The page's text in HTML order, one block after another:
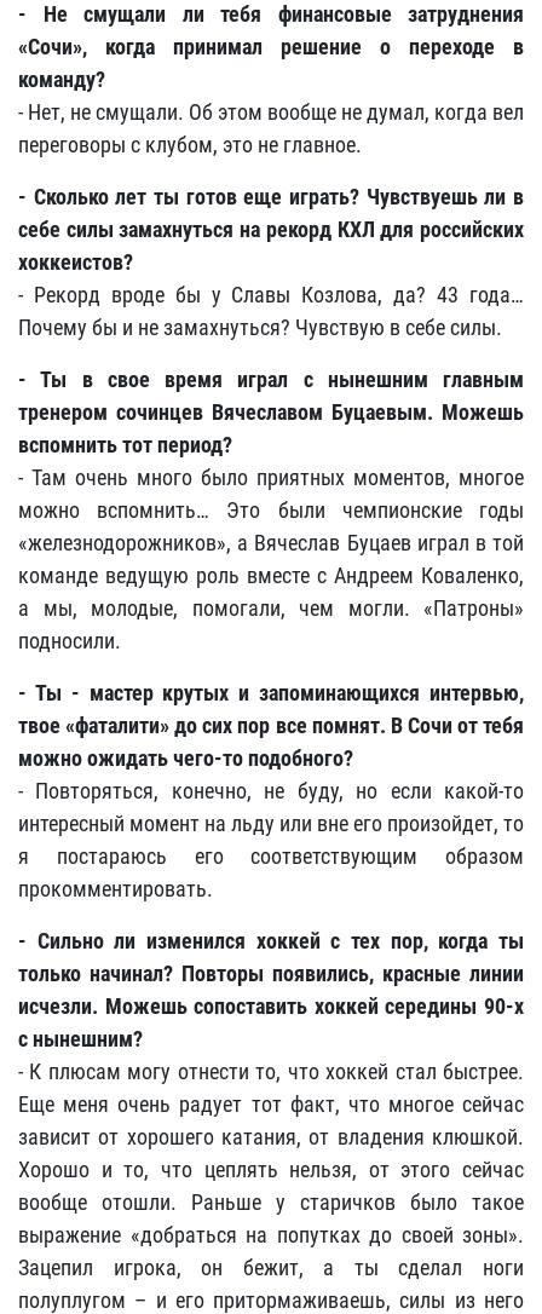
- Не смущали ли тебя финансовые затруднения
«Сочи», когда принимал решение о переходе в
команду?
- Нет, не смущали. Об этом вообще не думал, когда вел
переговоры с клубом, это не главное.
- Сколько лет ты готов еще играть? Чувствуешь ли в
себе силы замахнуться на рекорд КХЛ для российских
хоккеистов?
- Рекорд вроде бы у Славы Козлова, да? 43 года…
Почему бы и не замахнуться? Чувствую в себе силы.
- Ты в свое время играл с нынешним главным
тренером сочинцев Вячеславом Буцаевым. Можешь
вспомнить тот период?
- Там очень много было приятных моментов, многое
можно вспомнить… Это были чемпионские годы
«железнодорожников», а Вячеслав Буцаев играл в той
команде ведущую роль вместе с Андреем Коваленко,
а мы, молодые, помогали, чем могли. «Патроны»
подносили.
- Ты - мастер крутых и запоминающихся интервью,
твое «фаталити» до сих пор все помнят. В Сочи от тебя
можно ожидать чего-то подобного?
- Повторяться, конечно, не буду, но если какой-то
интересный момент на льду или вне его произойдет, то
я постараюсь его соответствующим образом
прокомментировать.
- Сильно ли изменился хоккей с тех пор, когда ты
только начинал? Повторы появились, красные линии
исчезли. Можешь сопоставить хоккей середины 90-х
с нынешним?
- К плюсам могу отнести то, что хоккей стал быстрее.
Еще меня очень радует тот факт, что многое сейчас
зависит от хорошего катания, от владения клюшкой.
Хорошо и то, что цеплять нельзя, от этого сейчас
вообще отошли. Раньше у старичков было такое
выражение «добраться на попутках до своей зоны».
Зацепил игрока, он бежит, а ты сделал ноги
полуплугом – и его притормаживаешь, силы из него